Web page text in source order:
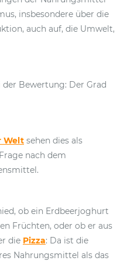
insbesondere über die
auch auf, die Umwelt,
Bewertung: Der Grad
Welt sehen dies als
nach dem
ob ein Erdbeerjoghurt
Früchten, oder ob er aus
die Pizza: Da ist die
Nahrungsmittel als das